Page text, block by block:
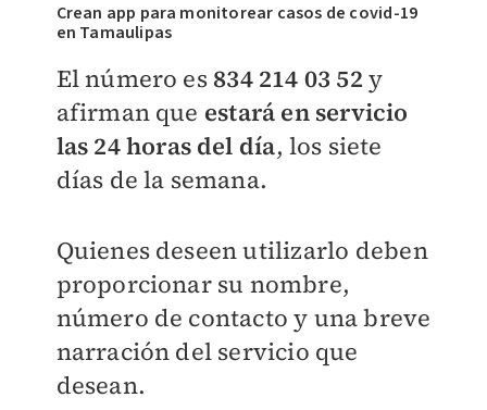
Crean app para monitorear casos de covid-19
en Tamaulipas
El número es834 214 03 52 y
afirman que estará en servicio
las 24 horas del día, los siete
días de la semana.
Quienes deseen utilizarlo deben
proporcionar su nombre,
número de contacto y una breve
narración del servicio que
desean.